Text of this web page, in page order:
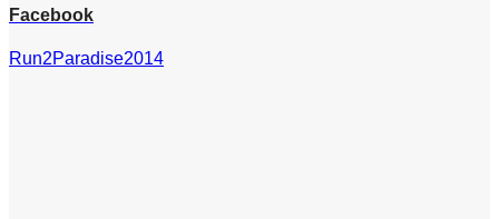
Facebook
Run2Paradise2014